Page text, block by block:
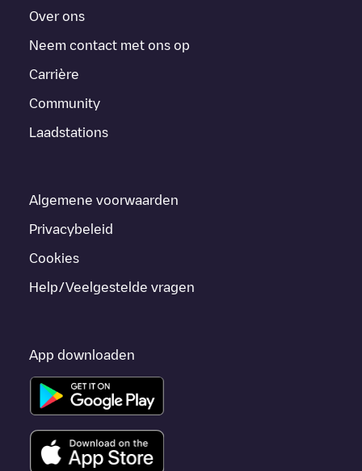
Over ons
Neem contact met ons op
Carrière
Community
Laadstations
Algemene voorwaarden
Privacybeleid
Cookies
Help/Veelgestelde vragen
App downloaden